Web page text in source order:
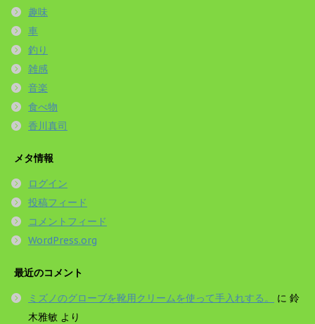
趣味
車
釣り
雑感
音楽
食べ物
香川真司
メタ情報
ログイン
投稿フィード
コメントフィード
WordPress.org
最近のコメント
ミズノのグローブを靴用クリームを使って手入れする。
に 鈴
木雅敏 より